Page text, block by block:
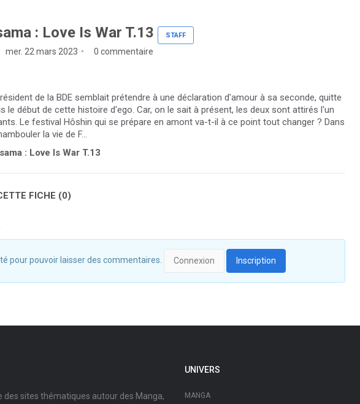
: Love Is War T.13 STAFF
mer. 22 mars 2023 0 commentaire
de la BDE semblait prétendre à une déclaration d'amour à sa seconde, quitte
le début de cette histoire d'ego. Car, on le sait à présent, les deux sont attirés l'un
Le festival Hôshin qui se prépare en amont va-t-il à ce point tout changer ? Dans
la vie de F...
: Love Is War T.13
FICHE (0)
pour pouvoir laisser des commentaires. Connexion Inscription
des sites thématiques autour des Manga,
UNIVERS
MANGA